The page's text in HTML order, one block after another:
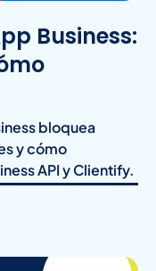
Business:
bloquea
y cómo
API y Clientify.